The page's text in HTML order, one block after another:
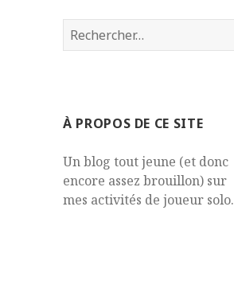
Rechercher :
À PROPOS DE CE SITE
Un blog tout jeune (et donc
encore assez brouillon) sur
mes activités de joueur solo.